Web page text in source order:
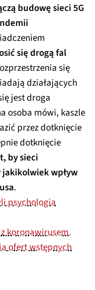
budowę sieci 5G
się drogą fal
się
działających
jest droga
osoba mówi, kaszle
przez dotknięcie
dotknięcie
by sieci
jakikolwiek wpływ
.
psychologia
koronawirusem.
ofert wstępnych